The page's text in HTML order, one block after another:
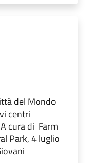
del Mondo
centri
cura di Farm
Park, 4 luglio